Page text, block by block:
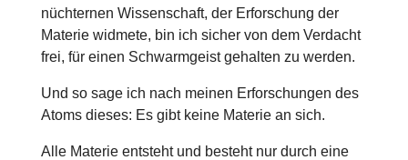
nüchternen Wissenschaft, der Erforschung der
Materie widmete, bin ich sicher von dem Verdacht
frei, für einen Schwarmgeist gehalten zu werden.
Und so sage ich nach meinen Erforschungen des
Atoms dieses: Es gibt keine Materie an sich.
Alle Materie entsteht und besteht nur durch eine